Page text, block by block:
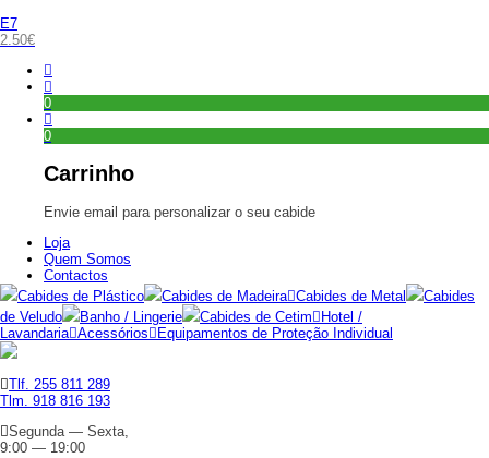
E7
2.50€
0
0
Carrinho
Envie email para personalizar o seu cabide
Loja
Quem Somos
Contactos
Cabides de Plástico
Cabides de Madeira Cabides de Metal
Cabides
de Veludo
Banho / Lingerie Cabides de Cetim
Hotel /
Lavandaria Acessórios Equipamentos de Proteção Individual
Tlf. 255 811 289
Tlm. 918 816 193
Segunda — Sexta,
9:00 — 19:00